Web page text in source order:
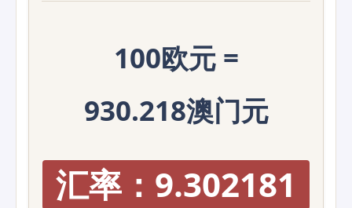
100欧元 =
930.218澳门元
汇率：9.302181